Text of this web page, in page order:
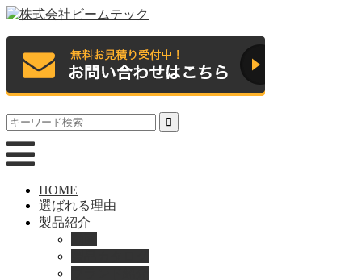
HOME
選ばれる理由
製品紹介